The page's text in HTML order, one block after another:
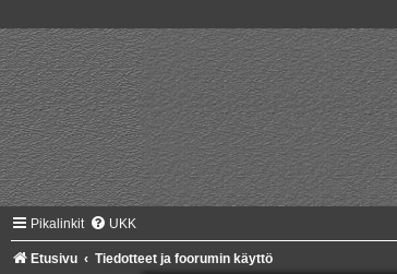
Pikalinkit UKK
Etusivu Tiedotteet ja foorumin käyttö